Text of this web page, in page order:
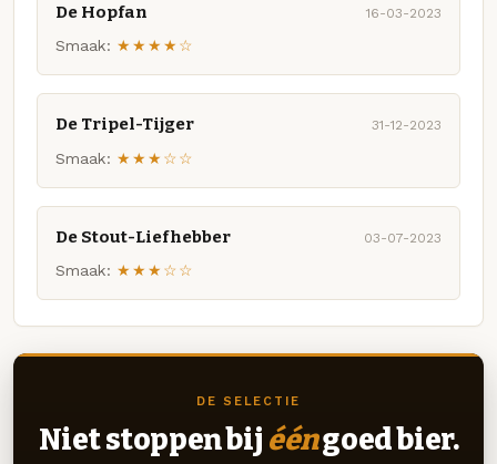
De Hopfan 16-03-2023
Smaak: ★★★★☆
De Tripel-Tijger 31-12-2023
Smaak: ★★★☆☆
De Stout-Liefhebber 03-07-2023
Smaak: ★★★☆☆
DE SELECTIE
Niet stoppen bij ééngoed bier.